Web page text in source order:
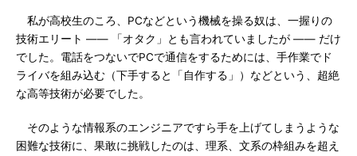
私が高校生のころ、PCなどという機械を操る奴は、一握りの
技術エリート ―― 「オタク」とも言われていましたが ―― だけ
でした。電話をつないでPCで通信をするためには、手作業でド
ライバを組み込む（下手すると「自作する」）などという、超絶
な高等技術が必要でした。
そのような情報系のエンジニアですら手を上げてしまうような
困難な技術に、果敢に挑戦したのは、理系、文系の枠組みを超え